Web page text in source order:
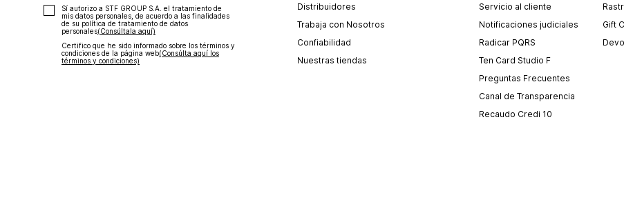
Sí autorizo a STF GROUP S.A. el tratamiento de
mis datos personales, de acuerdo a las finalidades
de su política de tratamiento de datos
personales‎(Consúltala aquí)
Certifico que he sido informado sobre los términos y
condiciones de la página web‎(Consúlta aquí los
términos y condiciones)
Distribuidores
Trabaja con Nosotros
Confiabilidad
Nuestras tiendas
Servicio al cliente
Notificaciones judiciales
Radicar PQRS
Ten Card Studio F
Preguntas Frecuentes
Canal de Transparencia
Recaudo Credi 10
Gift